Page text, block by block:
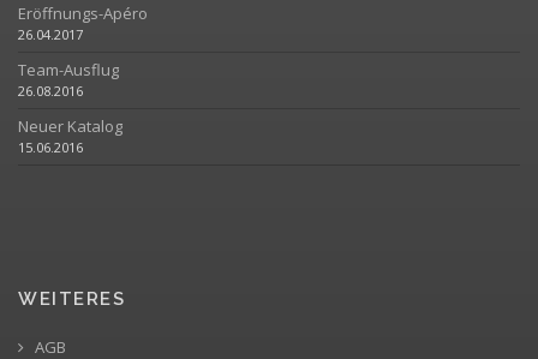
Eröffnungs-Apéro
26.04.2017
Team-Ausflug
26.08.2016
Neuer Katalog
15.06.2016
WEITERES
AGB